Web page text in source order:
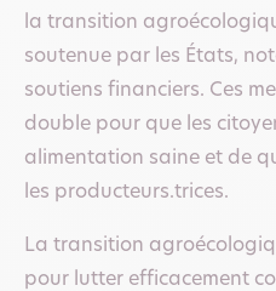
la transition
soutenue par les États,
soutiens financiers. Ces
double pour que les
alimentation saine et de
les producteurs.trices.
La transition
pour lutter efficacement